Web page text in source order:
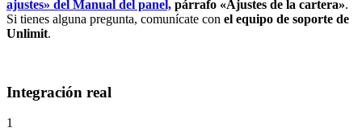
ajustes» del Manual del panel, párrafo «Ajustes de la cartera».
Si tienes alguna pregunta, comunícate con el equipo de soporte de
Unlimit.
Integración real
1